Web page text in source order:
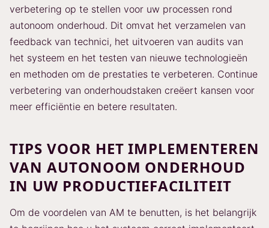
verbetering op te stellen voor uw processen rond
autonoom onderhoud. Dit omvat het verzamelen van
feedback van technici, het uitvoeren van audits van
het systeem en het testen van nieuwe technologieën
en methoden om de prestaties te verbeteren. Continue
verbetering van onderhoudstaken creëert kansen voor
meer efficiëntie en betere resultaten.
TIPS VOOR HET IMPLEMENTEREN
VAN AUTONOOM ONDERHOUD
IN UW PRODUCTIEFACILITEIT
Om de voordelen van AM te benutten, is het belangrijk